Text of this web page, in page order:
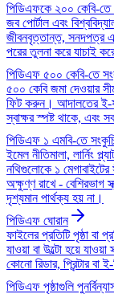
পিডিএফকে ২০০ কেবি-
জব পোর্টাল এবং
জীবনবৃত্তান্ত, সনদপত্র
পরের তুলনা করে যাচাই
পিডিএফ ৫০০ কেবি-তে
৫০০ কেবি জমা দেওয়ার
ফিট করুন। আদালতের ই-
স্বাক্ষর স্পষ্ট থাকে, এবং
পিডিএফ ১ এমবি-তে
ইমেল নীতিমালা, লার্নিং
নথিগুলোকে ১
অক্ষুণ্ণ রাখে - বেশিরভাগ
দৃশ্যমান পার্থক্য হয় না।
পিডিএফ ঘোরান
ফাইলের প্রতিটি পৃষ্ঠা বা
যাওয়া বা উল্টো হয়ে
কোনো রিডার, প্রিন্টার বা
পিডিএফ পৃষ্ঠাগুলি